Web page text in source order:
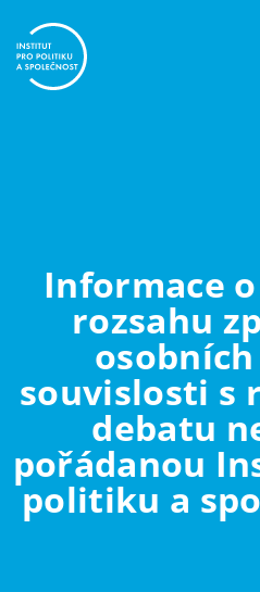
Informace
rozsahu
souvislosti s
debatu
pořádanou
politiku a